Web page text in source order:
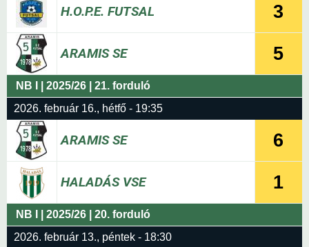
H.O.P.E. FUTSAL
ARAMIS SE
3
5
NB I | 2025/26 | 21. forduló
2026. február 16., hétfő - 19:35
ARAMIS SE
HALADÁS VSE
6
1
NB I | 2025/26 | 20. forduló
2026. február 13., péntek - 18:30